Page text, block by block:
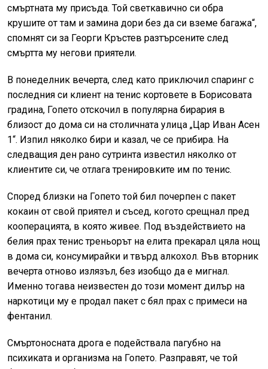
смъртната му присъда. Той светкавично си обра
крушите от там и замина дори без да си вземе багажа“,
спомнят си за Георги Кръстев разтърсените след
смъртта му негови приятели.
В понеделник вечерта, след като приключил спаринг с
последния си клиент на тенис кортовете в Борисовата
градина, Гопето отскочил в популярна бирария в
близост до дома си на столичната улица „Цар Иван Асен
1“. Изпил няколко бири и казал, че се прибира. На
следващия ден рано сутринта известил няколко от
клиентите си, че отлага тренировките им по тенис.
Според близки на Гопето той бил почерпен с пакет
кокаин от свой приятел и съсед, когото срещнал пред
кооперацията, в която живее. Под въздействието на
белия прах тенис треньорът на елита прекарал цяла нощ
в дома си, консумирайки и твърд алкохол. Във вторник
вечерта отново излязъл, без изобщо да е мигнал.
Именно тогава неизвестен до този момент дилър на
наркотици му е продал пакет с бял прах с примеси на
фентанил.
Смъртоносната дрога е подействала пагубно на
психиката и организма на Гопето. Разправят, че той